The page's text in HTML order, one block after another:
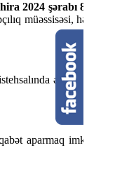
2024 şərabı 88 bal
müəssisəsi, həm də
əsas xammal
aparmaq imkanına